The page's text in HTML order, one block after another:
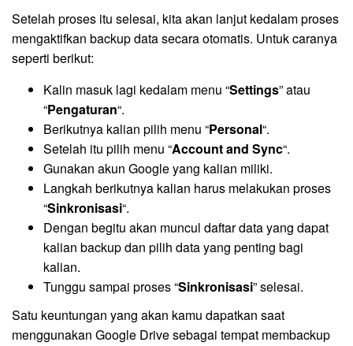
Setelah proses itu selesai, kita akan lanjut kedalam proses
mengaktifkan backup data secara otomatis. Untuk caranya
seperti berikut:
Kalin masuk lagi kedalam menu “Settings” atau
“Pengaturan“.
Berikutnya kalian pilih menu “Personal“.
Setelah itu pilih menu “Account and Sync“.
Gunakan akun Google yang kalian miliki.
Langkah berikutnya kalian harus melakukan proses
“Sinkronisasi“.
Dengan begitu akan muncul daftar data yang dapat
kalian backup dan pilih data yang penting bagi
kalian.
Tunggu sampai proses “Sinkronisasi” selesai.
Satu keuntungan yang akan kamu dapatkan saat
menggunakan Google Drive sebagai tempat membackup